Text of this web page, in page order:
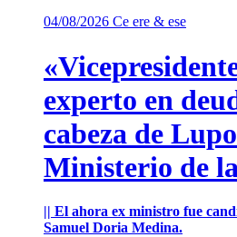
04/08/2026 Ce ere & ese
experto en
cabeza de
Ministerio de
|| El ahora ex ministro fue
Samuel Doria Medina.